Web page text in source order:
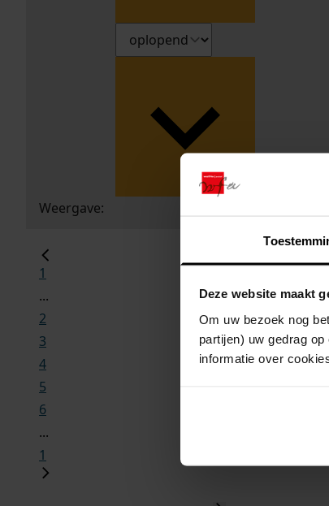
Deze website maakt
Om uw bezoek nog
partijen) uw gedrag
informatie over
Weergave:
1
...
2
3
4
5
6
...
1